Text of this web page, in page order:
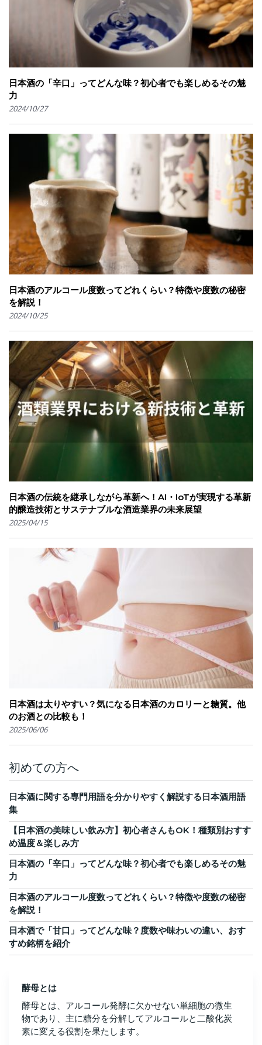
日本酒の「辛口」ってどんな味？初心者でも楽しめるその魅
力
2024/10/27
日本酒のアルコール度数ってどれくらい？特徴や度数の秘密
を解説！
2024/10/25
日本酒の伝統を継承しながら革新へ！AI・IoTが実現する革新
的醸造技術とサステナブルな酒造業界の未来展望
2025/04/15
日本酒は太りやすい？気になる日本酒のカロリーと糖質。他
のお酒との比較も！
2025/06/06
初めての方へ
日本酒に関する専門用語を分かりやすく解説する日本酒用語
集
【日本酒の美味しい飲み方】初心者さんもOK！種類別おすす
め温度＆楽しみ方
日本酒の「辛口」ってどんな味？初心者でも楽しめるその魅
力
日本酒のアルコール度数ってどれくらい？特徴や度数の秘密
を解説！
日本酒で「甘口」ってどんな味？度数や味わいの違い、おす
すめ銘柄を紹介
酵母とは
酵母とは、アルコール発酵に欠かせない単細胞の微生
物であり、主に糖分を分解してアルコールと二酸化炭
素に変える役割を果たします。